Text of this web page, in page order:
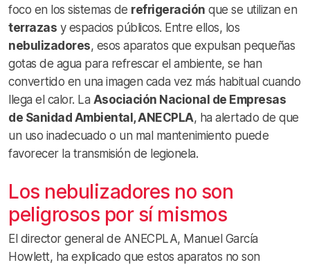
foco en los sistemas de refrigeración que se utilizan en
terrazas y espacios públicos. Entre ellos, los
nebulizadores, esos aparatos que expulsan pequeñas
gotas de agua para refrescar el ambiente, se han
convertido en una imagen cada vez más habitual cuando
llega el calor. La Asociación Nacional de Empresas
de Sanidad Ambiental, ANECPLA, ha alertado de que
un uso inadecuado o un mal mantenimiento puede
favorecer la transmisión de legionela.
Los nebulizadores no son
peligrosos por sí mismos
El director general de ANECPLA, Manuel García
Howlett, ha explicado que estos aparatos no son